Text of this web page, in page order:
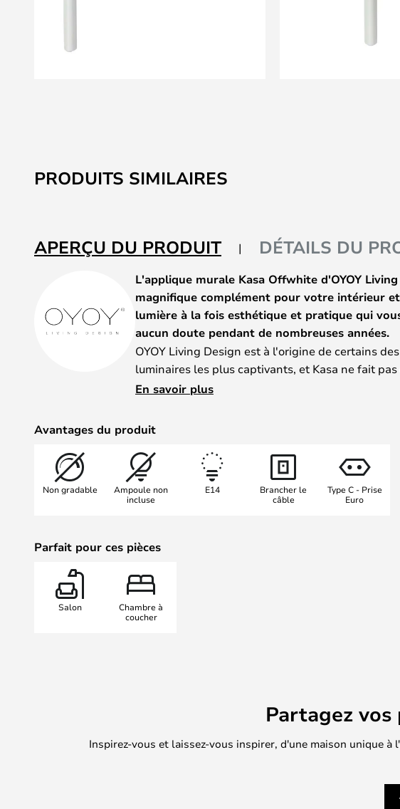
the
PRODUITS SIMILAIRES
APERÇU DU PRODUIT DÉTAILS DU
L'applique murale Kasa Offwhite d'OYOY
magnifique complément pour votre intérieur
lumière à la fois esthétique et pratique qui
aucun doute pendant de nombreuses années.
OYOY Living Design est à l'origine de certains
luminaires les plus captivants, et Kasa ne fait
Initialement lancée en version lampe à poser,
est dotée d'un bras articulé qui vous permet de la
en avez besoin. Outre le bras, l'abat-jour est
ce qui vous permet d'ajuster la lumière dans la
En savoir plus
Avantages du produit
Non gradable
Ampoule non
incluse
E14
Brancher le
câble
Type C - Prise
Euro
Parfait pour ces pièces
Salon
Chambre à
coucher
Partagez
Inspirez-vous et laissez-vous inspirer, d'une maison unique